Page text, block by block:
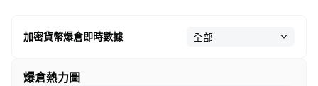
加密貨幣爆倉即時數據
爆倉熱力圖